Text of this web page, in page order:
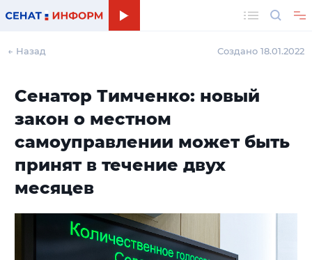
← Назад Создано 18.01.2022
Сенатор Тимченко: новый
закон о местном
самоуправлении может быть
принят в течение двух
месяцев